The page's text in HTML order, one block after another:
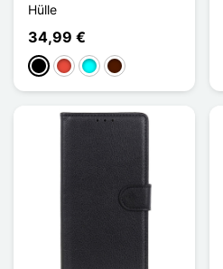
Hülle
34,99 €
Schwarz
Rot CyanDunkelbraun